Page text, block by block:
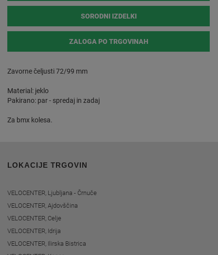
SORODNI IZDELKI
ZALOGA PO TRGOVINAH
Zavorne čeljusti 72/99 mm
Material: jeklo
Pakirano: par - spredaj in zadaj
Za bmx kolesa.
LOKACIJE TRGOVIN
VELOCENTER, Ljubljana - Črnuče
VELOCENTER, Ajdovščina
VELOCENTER, Celje
VELOCENTER, Idrija
VELOCENTER, Ilirska Bistrica